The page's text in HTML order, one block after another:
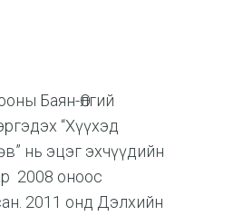
Баян-Өлгий
“Хүүхэд
нь эцэг эхчүүдийн
2008 оноос
2011 онд Дэлхийн